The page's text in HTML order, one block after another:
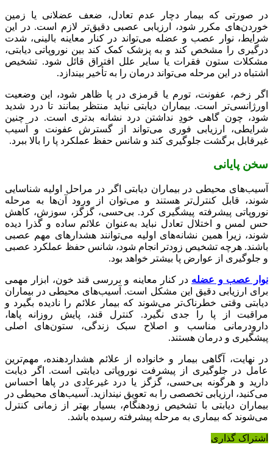
در صورتی که بیمار دچار عدم تعادل، ضعف عضلانی یا زمین
خوردن‌های مکرر شود، ارزیابی عصبی دقیق‌تر لازم است. در این
شرایط، نوار عصب و عضله می‌تواند در کنار معاینه بالینی، شدت
درگیری را مشخص کند و به پزشک کمک کند بین نوروپاتی دیابتی،
مشکلات ستون فقرات یا سایر علل افتراق قائل شود. تشخیص
اشتباه در این مرحله می‌تواند درمان را به تأخیر بیندازد.
اگر زخم، عفونت، تورم یا قرمزی در پا ظاهر شود، این وضعیت
اورژانسی‌تر است. بیماران دیابتی نباید منتظر بمانند تا درد شدید
شود، چون گاهی خودِ نداشتن درد نشانه بدتری است. در چنین
شرایطی، ارزیابی فوری می‌تواند از گسترش عفونت و آسیب
غیرقابل برگشت جلوگیری کند و شانس حفظ عملکرد پا را بالا ببرد.
سخن پایانی
آسیب‌های محیطی در بیماران دیابتی اگر در مراحل اولیه شناسایی
شوند، قابل کنترل‌تر هستند و می‌توان از ورود آن‌ها به مرحله
نوروپاتی پیشرفته پیشگیری کرد. بی‌حسی، گزگز، سوزش، کاهش
حس لمس و اختلال تعادل نباید به‌عنوان علائم ساده و گذرا دیده
شوند، زیرا همین نشانه‌های اولیه می‌توانند هشدارهای مهم عصبی
باشند. هرچه تشخیص زودتر انجام شود، شانس حفظ عملکرد عصبی
و جلوگیری از عوارض پا بیشتر خواهد بود.
نوار عصب و عضله در کنار معاینه و بررسی قند خون، ابزار مهمی
برای ارزیابی دقیق این مشکل است. آسیب‌های محیطی در بیماران
دیابتی وقتی خطرناک‌تر می‌شوند که بیمار علائم را نادیده بگیرد و
مراقبت از پا را جدی نگیرد. کنترل قند، پایش روزانه پاها،
دارودرمانی مناسب و اصلاح سبک زندگی، ستون‌های اصلی
پیشگیری و درمان هستند.
در نهایت، آگاهی بیمار و خانواده از علائم هشداردهنده، مهم‌ترین
عامل در جلوگیری از پیشرفت نوروپاتی دیابتی است. اگر دیابت
دارید و هرگونه بی‌حسی، گزگز یا درد غیرعادی در پاها احساس
می‌کنید، ارزیابی تخصصی را به تعویق نیندازید. آسیب‌های محیطی در
بیماران دیابتی با تشخیص زودهنگام، بسیار بهتر از زمانی کنترل
می‌شوند که بیماری به مرحله پیشرفته رسیده باشد.
اشتراک گذاری